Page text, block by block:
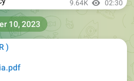
)
PowerPoint and PDF